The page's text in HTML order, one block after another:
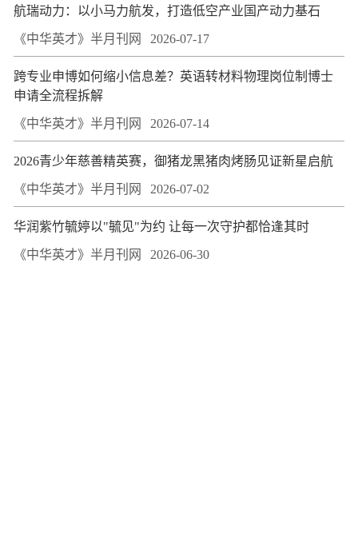
航瑞动力：以小马力航发，打造低空产业国产动力基石
《中华英才》半月刊网 2026-07-17
跨专业申博如何缩小信息差？英语转材料物理岗位制博士
申请全流程拆解
《中华英才》半月刊网 2026-07-14
2026青少年慈善精英赛，御猪龙黑猪肉烤肠见证新星启航
《中华英才》半月刊网 2026-07-02
华润紫竹毓婷以"毓见"为约 让每一次守护都恰逢其时
《中华英才》半月刊网 2026-06-30